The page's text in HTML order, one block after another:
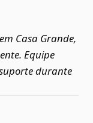
Casa Grande,
Equipe
durante